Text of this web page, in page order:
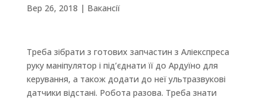
Вер 26, 2018 | Вакансії
Треба зібрати з готових запчастин з Аліекспреса
руку маніпулятор і під’єднати її до Ардуїно для
керування, а також додати до неї ультразвукові
датчики відстані. Робота разова. Треба знати